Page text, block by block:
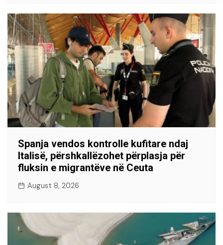
Spanja vendos kontrolle kufitare ndaj
Italisë, përshkallëzohet përplasja për
fluksin e migrantëve në Ceuta
August 8, 2026